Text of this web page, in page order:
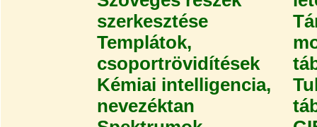
szerkesztése
Templátok,
csoportrövidítések
Kémiai intelligencia,
nevezéktan